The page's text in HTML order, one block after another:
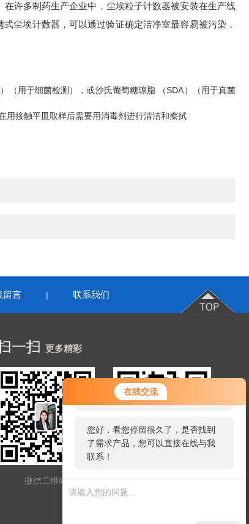
在线交流
您好！欢迎前来咨询，很高兴为您
服务，请问您要咨询什么问题呢？
您好，看您停留很久了，是否找到
了需求产品，您可以直接在线与我
联系！
许多制药生产企业中，尘埃粒子计数器被安装在生产线
尘埃计数器，可以通过验证确定洁净室最容易被污染，
（用于细菌检测），或沙氏葡萄糖琼脂 （SDA）（用于真菌
接触平皿取样后需要用消毒剂进行清洁和擦拭
留言 | 联系我们
一扫 更多精彩
微信二维码